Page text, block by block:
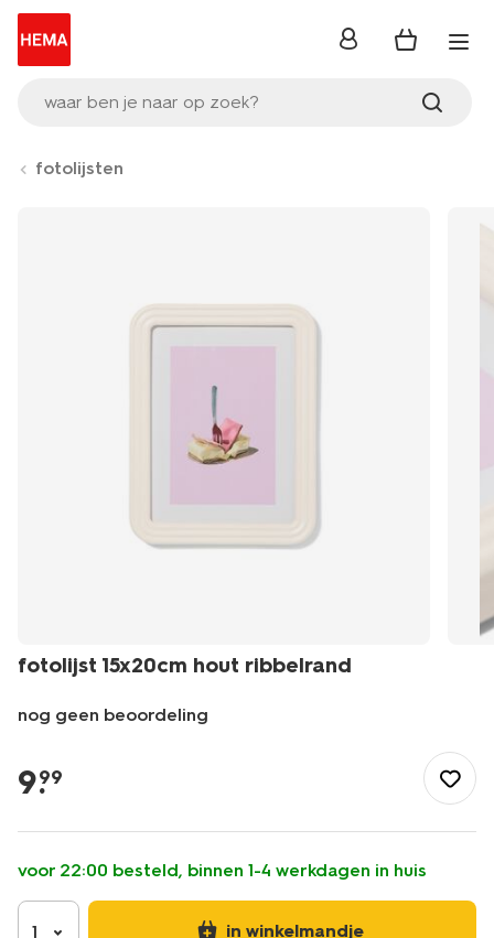
waar ben je naar op zoek?
inloggen
fotolijsten
fotolijst 15x20cm hout ribbelrand
nog geen beoordeling
slapen/wonen/fotolijsten/fotolijst-
15x20cm-
ribbelrand-
13627036.html
9.
99
voor 22:00 besteld, binnen 1-4 werkdagen in huis
1 in winkelmandje